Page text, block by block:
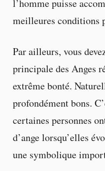
l’homme puisse
meilleures conditions
Par ailleurs, vous
principale des Anges
extrême bonté.
profondément bons.
certaines personnes
d’ange lorsqu’elles
une symbolique